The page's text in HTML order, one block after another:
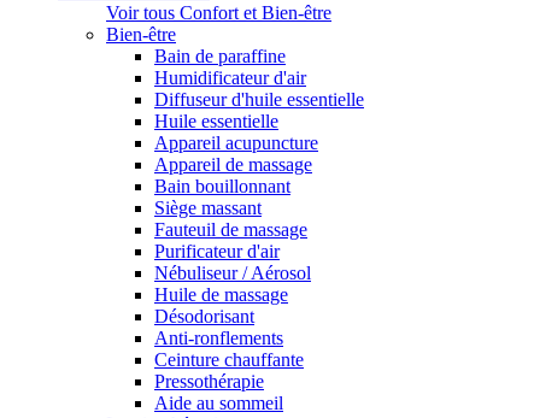
Voir tous Confort et Bien-être
Bien-être
Bain de paraffine
Humidificateur d'air
Diffuseur d'huile essentielle
Huile essentielle
Appareil acupuncture
Appareil de massage
Bain bouillonnant
Siège massant
Fauteuil de massage
Purificateur d'air
Nébuliseur / Aérosol
Huile de massage
Désodorisant
Anti-ronflements
Ceinture chauffante
Pressothérapie
Aide au sommeil